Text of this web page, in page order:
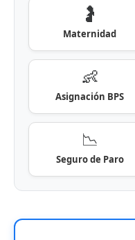
🤰
Maternidad
👶
Asignación BPS
📉
Seguro de Paro